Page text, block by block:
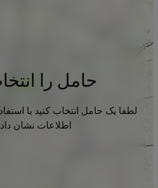
حامل را
لطفا یک حامل انتخاب کنید با
اطلاعات نشان